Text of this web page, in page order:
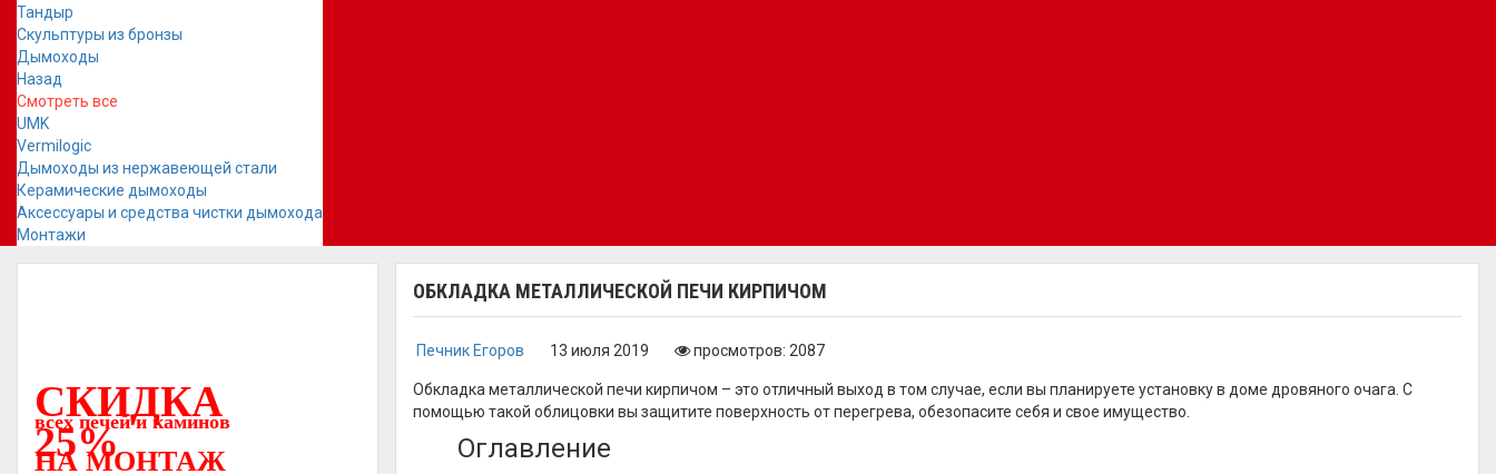
Тандыр
Скульптуры из бронзы
Дымоходы
Назад
Смотреть все
UMK
Vermilogic
Дымоходы из нержавеющей стали
Керамические дымоходы
Аксессуары и средства чистки дымохода
Монтажи
СКИДКА
всех печей и каминов
25%
НА МОНТАЖ
ОБКЛАДКА МЕТАЛЛИЧЕСКОЙ ПЕЧИ КИРПИЧОМ
Печник Егоров 13 июля 2019 просмотров: 2087
Обкладка металлической печи кирпичом – это отличный выход в том случае, если вы планируете установку в доме дровяного очага. С
помощью такой облицовки вы защитите поверхность от перегрева, обезопасите себя и свое имущество.
Оглавление